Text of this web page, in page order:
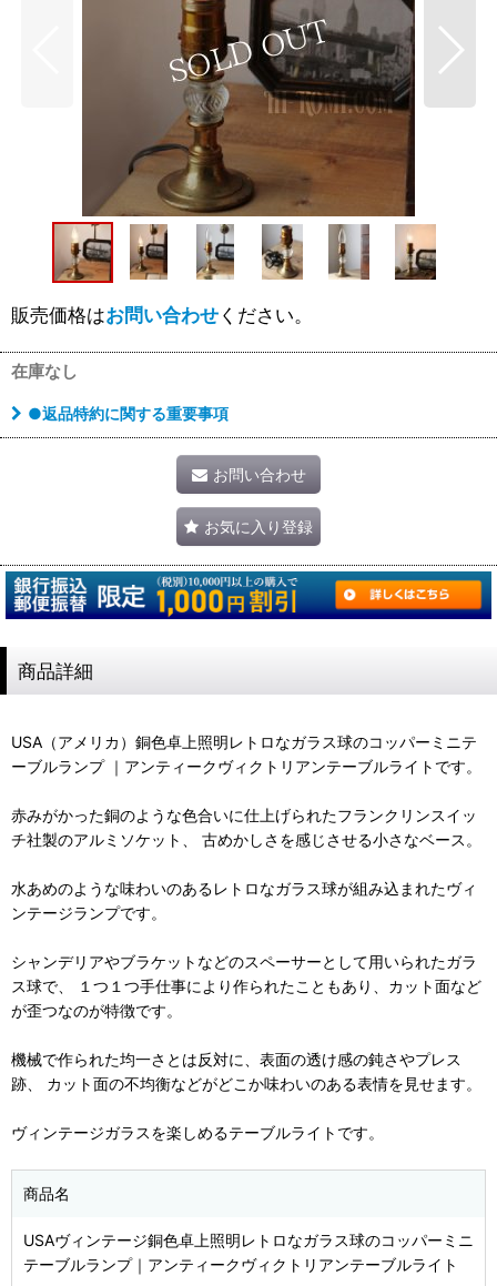
販売価格はお問い合わせください。
在庫なし
●返品特約に関する重要事項
お問い合わせ
お気に入り登録
商品詳細
USA（アメリカ）銅色卓上照明レトロなガラス球のコッパーミニテ
ーブルランプ ｜アンティークヴィクトリアンテーブルライトです。
赤みがかった銅のような色合いに仕上げられたフランクリンスイッ
チ社製のアルミソケット、 古めかしさを感じさせる小さなベース。
水あめのような味わいのあるレトロなガラス球が組み込まれたヴィ
ンテージランプです。
シャンデリアやブラケットなどのスペーサーとして用いられたガラ
ス球で、 １つ１つ手仕事により作られたこともあり、カット面など
が歪つなのが特徴です。
機械で作られた均一さとは反対に、表面の透け感の鈍さやプレス
跡、 カット面の不均衡などがどこか味わいのある表情を見せます。
ヴィンテージガラスを楽しめるテーブルライトです。
商品名
USAヴィンテージ銅色卓上照明レトロなガラス球のコッパーミニ
テーブルランプ｜アンティークヴィクトリアンテーブルライト